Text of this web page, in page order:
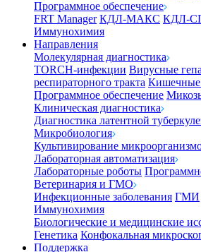
Программное обеспечение
FRT Manager КДЛ-МАКС КДЛ-
Иммунохимия
Направления
Молекулярная диагностика
TORCH-инфекции Вирусные
респираторного тракта
Программное обеспечение
Клиническая диагностика
Диагностика латентной
Микробиология
Культивирование
Лабораторная автоматизация
Лабораторные роботы
Ветеринария и ГМО
Инфекционные заболевания ГМИ
Иммунохимия
Биологические и медицинские
Генетика Конфокальная
Поддержка